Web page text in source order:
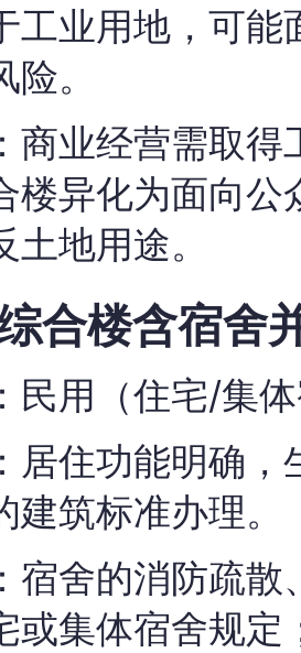
工业用地，可
。
商业经营需取
楼异化为面向
地用途。
合楼含宿舍
民用（住宅/集
居住功能明确
筑标准办理。
宿舍的消防疏
或集体宿舍规